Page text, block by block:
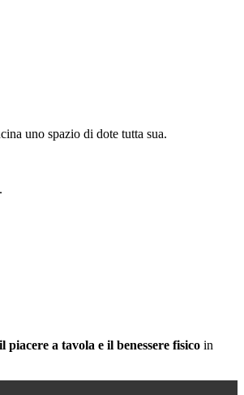
uno spazio di dote tutta sua.
a tavola e il benessere fisico in